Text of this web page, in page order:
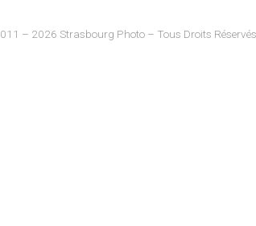
– 2026 Strasbourg Photo – Tous Droits Réservés.